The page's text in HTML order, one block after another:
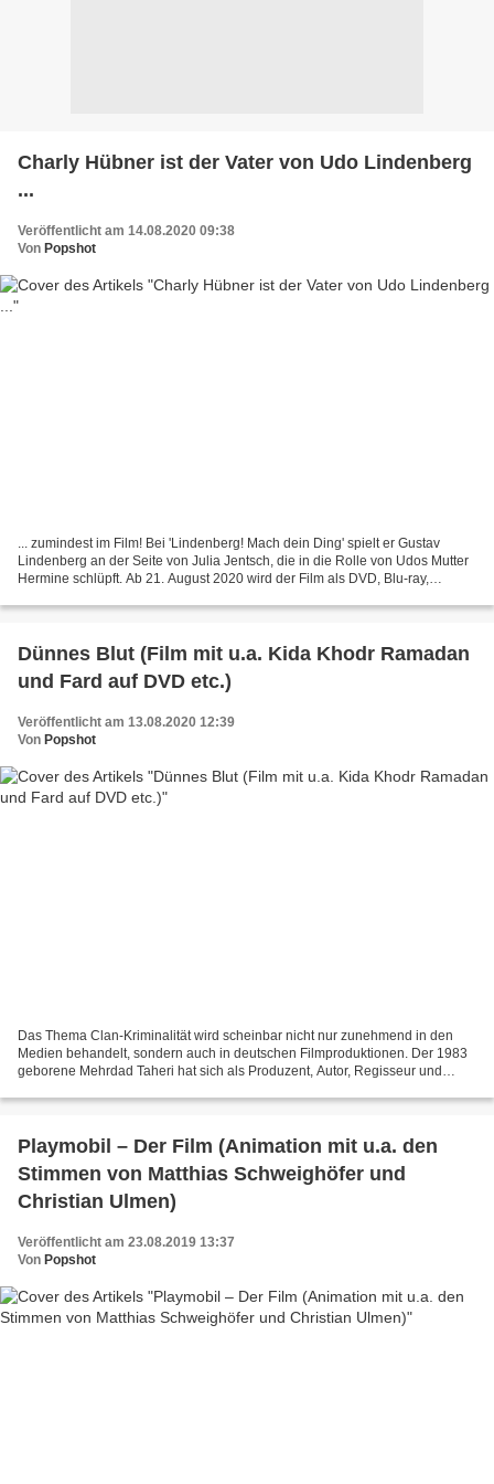
Charly Hübner ist der Vater von Udo Lindenberg
...
Veröffentlicht am 14.08.2020 09:38
Von Popshot
... zumindest im Film! Bei 'Lindenberg! Mach dein Ding' spielt er Gustav
Lindenberg an der Seite von Julia Jentsch, die in die Rolle von Udos Mutter
Hermine schlüpft. Ab 21. August 2020 wird der Film als DVD, Blu-ray,
Dünnes Blut (Film mit u.a. Kida Khodr Ramadan
und Fard auf DVD etc.)
Veröffentlicht am 13.08.2020 12:39
Von Popshot
Das Thema Clan-Kriminalität wird scheinbar nicht nur zunehmend in den
Medien behandelt, sondern auch in deutschen Filmproduktionen. Der 1983
geborene Mehrdad Taheri hat sich als Produzent, Autor, Regisseur und
Playmobil – Der Film (Animation mit u.a. den
Stimmen von Matthias Schweighöfer und
Christian Ulmen)
Veröffentlicht am 23.08.2019 13:37
Von Popshot